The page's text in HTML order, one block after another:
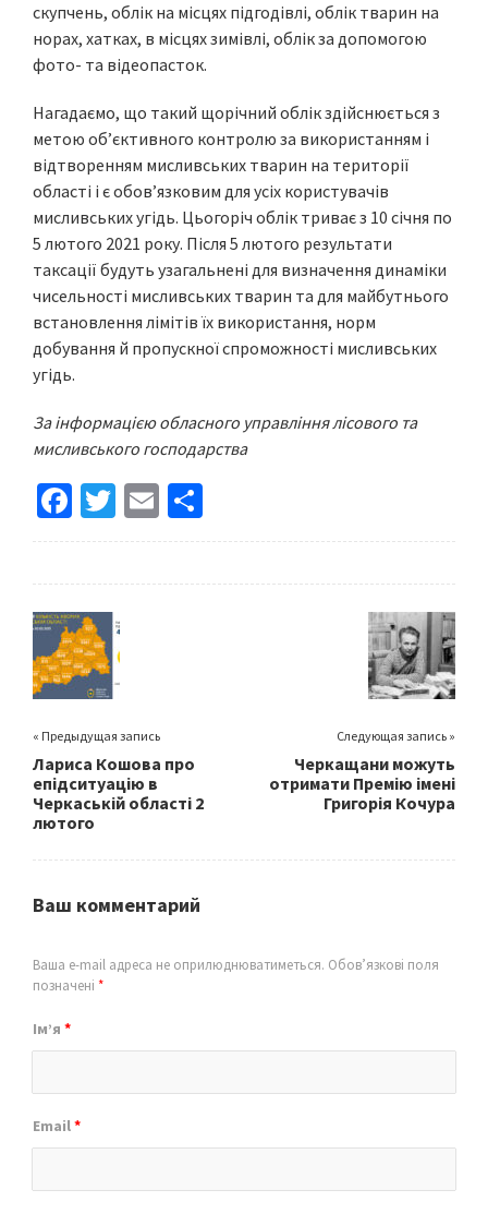
скупчень, облік на місцях підгодівлі, облік тварин на
норах, хатках, в місцях зимівлі, облік за допомогою
фото- та відеопасток.
Нагадаємо, що такий щорічний облік здійснюється з
метою об’єктивного контролю за використанням і
відтворенням мисливських тварин на території
області і є обов’язковим для усіх користувачів
мисливських угідь. Цьогоріч облік триває з 10 січня по
5 лютого 2021 року. Після 5 лютого результати
таксації будуть узагальнені для визначення динаміки
чисельності мисливських тварин та для майбутнього
встановлення лімітів їх використання, норм
добування й пропускної спроможності мисливських
угідь.
За інформацією обласного управління лісового та
мисливського господарства
Fa
ce
o
o
k
T
wi
E
m h
« Предыдущая запись
Лариса Кошова про
епідситуацію в
Черкаській області 2
лютого
Следующая запись »
Черкащани можуть
отримати Премію імені
Григорія Кочура
Ваш комментарий
Ваша e-mail адреса не оприлюднюватиметься. Обов’язкові поля
позначені *
Ім’я *
Email*